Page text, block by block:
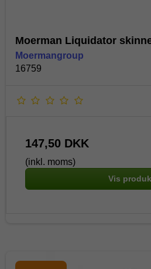
Moerman Liquidator
Moermangroup
16759
147,50 DKK
(inkl. moms)
Vis